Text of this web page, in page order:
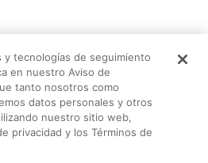
condiciones de la propiedad
close to store and market
de 2025
y tecnologías de seguimiento
en nuestro Aviso de
tanto nosotros como
datos personales y otros
nuestro sitio web,
privacidad y los Términos de